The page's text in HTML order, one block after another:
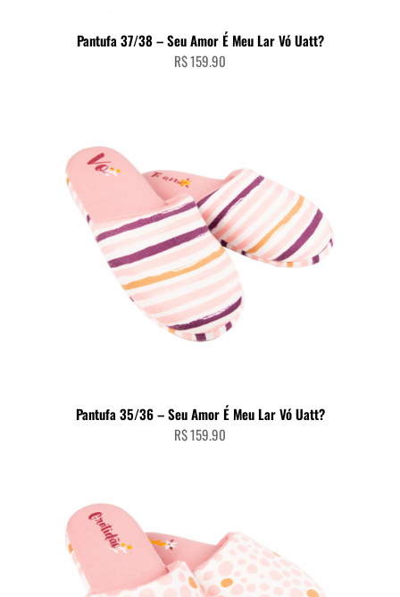
Pantufa 37/38 – Seu Amor É Meu Lar Vó Uatt?
R$159.90
Pantufa 35/36 – Seu Amor É Meu Lar Vó Uatt?
R$159.90